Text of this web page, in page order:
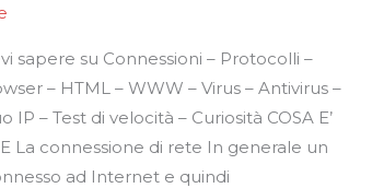
sapere su Connessioni – Protocolli –
– HTML – WWW – Virus – Antivirus –
IP – Test di velocità – Curiosità COSA E’
La connessione di rete In generale un
ad Internet e quindi